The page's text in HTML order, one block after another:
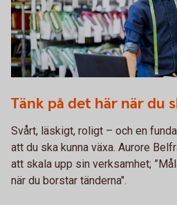
Tänk på det här när du
Svårt, läskigt, roligt – och en
att du ska kunna växa. Aurore
att skala upp sin verksamhet;
när du borstar tänderna".